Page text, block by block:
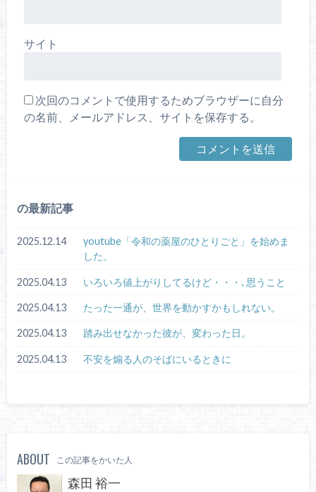
サイト
次回のコメントで使用するためブラウザーに自分
の名前、メールアドレス、サイトを保存する。
の最新記事
2025.12.14
youtube「令和の薬屋のひとりごと」を始めま
した。
2025.04.13 いろいろ値上がりしてるけど・・・､思うこと
2025.04.13 たった一通が、世界を動かすかもしれない。
2025.04.13 踏み出せなかった彼が、変わった日。
2025.04.13 不安を煽る人のそばにいるときに
ABOUT この記事をかいた人
森田 裕一